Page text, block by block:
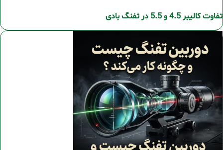
تفاوت کالیبر 4.5 و 5.5 در تفنگ بادی